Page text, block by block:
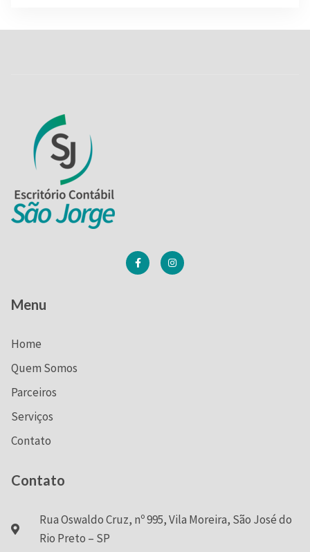
Menu
Home
Quem Somos
Parceiros
Serviços
Contato
Contato
Rua Oswaldo Cruz, nº 995, Vila Moreira, São José do
Rio Preto – SP